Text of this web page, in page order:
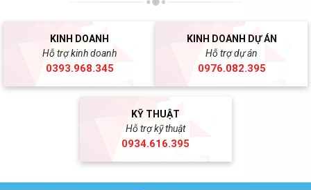
KINH DOANH
Hỗ trợ kinh doanh
0393.968.345
KINH DOANH DỰ ÁN
Hỗ trợ dự án
0976.082.395
KỸ THUẬT
Hỗ trợ kỹ thuật
0934.616.395